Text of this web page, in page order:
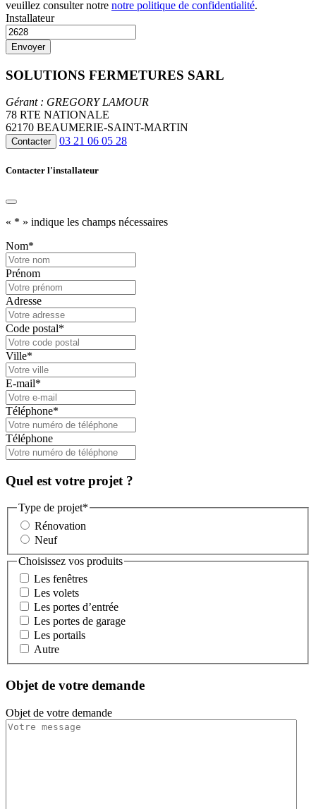
veuillez consulter notre notre politique de confidentialité.
Installateur
SOLUTIONS FERMETURES SARL
Gérant : GREGORY LAMOUR
78 RTE NATIONALE
62170 BEAUMERIE-SAINT-MARTIN
Contacter 03 21 06 05 28
Contacter l'installateur
« * » indique les champs nécessaires
Nom*
Prénom
Adresse
Code postal*
Ville*
E-mail*
Téléphone*
Téléphone
Quel est votre projet ?
Type de projet*
Rénovation
Neuf
Choisissez vos produits
Les fenêtres
Les volets
Les portes d’entrée
Les portes de garage
Les portails
Autre
Objet de votre demande
Objet de votre demande